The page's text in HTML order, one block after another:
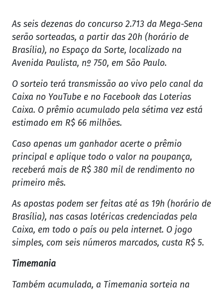
As seis dezenas do concurso 2.713 da Mega-Sena
serão sorteadas, a partir das 20h (horário de
Brasília), no Espaço da Sorte, localizado na
Avenida Paulista, nº 750, em São Paulo.
O sorteio terá transmissão ao vivo pelo canal da
Caixa no YouTube e no Facebook das Loterias
Caixa. O prêmio acumulado pela sétima vez está
estimado em R$ 66 milhões.
Caso apenas um ganhador acerte o prêmio
principal e aplique todo o valor na poupança,
receberá mais de R$ 380 mil de rendimento no
primeiro mês.
As apostas podem ser feitas até as 19h (horário de
Brasília), nas casas lotéricas credenciadas pela
Caixa, em todo o país ou pela internet. O jogo
simples, com seis números marcados, custa R$ 5.
Timemania
Também acumulada, a Timemania sorteia na